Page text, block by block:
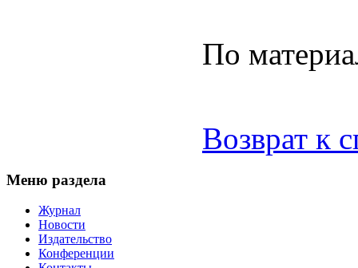
По
Возврат к
Меню раздела
Журнал
Новости
Издательство
Конференции